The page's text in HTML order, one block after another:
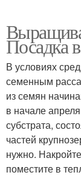
Посадка
В условиях
семенным
из семян
в начале
субстрата,
частей
нужно.
поместите в